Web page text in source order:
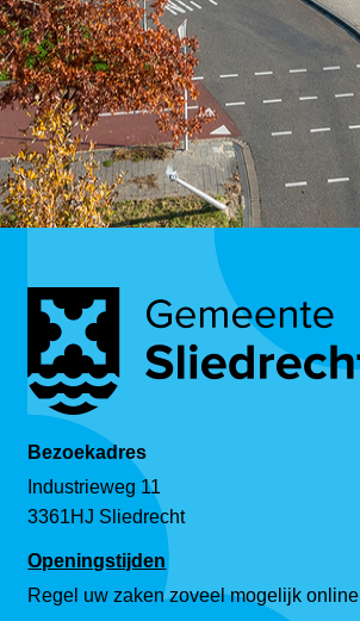
Bezoekadres
Industrieweg 11
3361HJ Sliedrecht
Openingstijden
Regel uw zaken zoveel mogelijk online